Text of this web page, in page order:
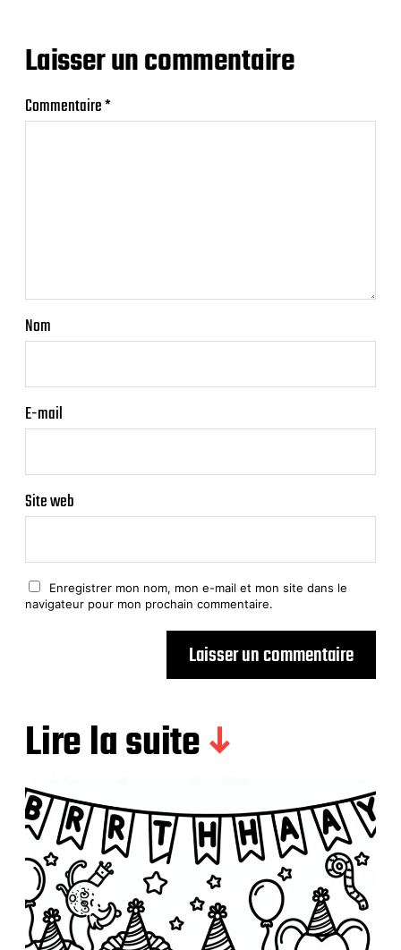
Laisser un commentaire
Commentaire*
Nom
E-mail
Site web
Enregistrer mon nom, mon e-mail et mon site dans le
navigateur pour mon prochain commentaire.
Lire la suite